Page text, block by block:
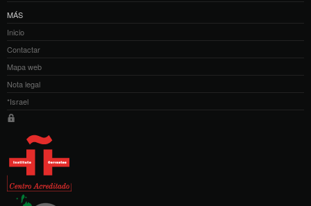
MÁS
Inicio
Contactar
Mapa web
Nota legal
*Israel